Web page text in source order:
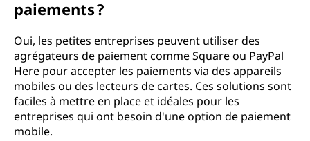
paiements ?
Oui, les petites entreprises peuvent utiliser des
agrégateurs de paiement comme Square ou PayPal
Here pour accepter les paiements via des appareils
mobiles ou des lecteurs de cartes. Ces solutions sont
faciles à mettre en place et idéales pour les
entreprises qui ont besoin d'une option de paiement
mobile.